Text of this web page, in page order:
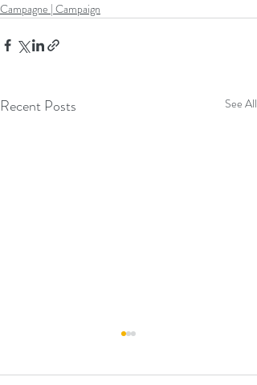
Campagne | Campaign
Recent Posts See All